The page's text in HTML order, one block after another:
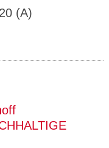
(A)